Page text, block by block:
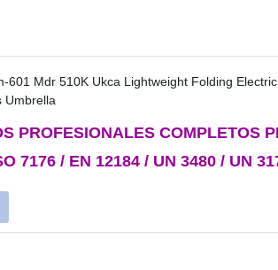
PROFESIONALES COMPLETOS
7176 / EN 12184 / UN 3480 / UN